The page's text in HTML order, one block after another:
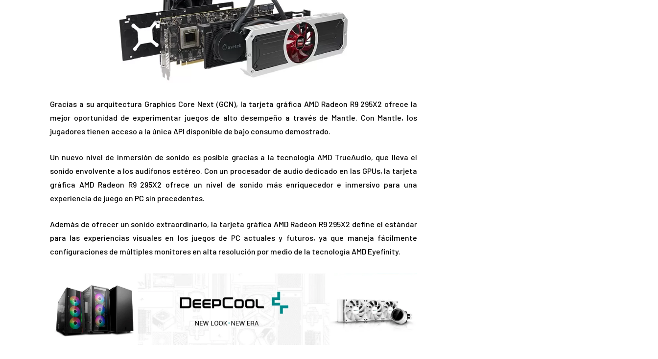
Gracias a su arquitectura Graphics Core Next (GCN), la tarjeta gráfica AMD Radeon R9 295X2 ofrece la
mejor oportunidad de experimentar juegos de alto desempeño a través de Mantle. Con Mantle, los
jugadores tienen acceso a la única API disponible de bajo consumo demostrado.
Un nuevo nivel de inmersión de sonido es posible gracias a la tecnología AMD TrueAudio, que lleva el
sonido envolvente a los audífonos estéreo. Con un procesador de audio dedicado en las GPUs, la tarjeta
gráfica AMD Radeon R9 295X2 ofrece un nivel de sonido más enriquecedor e inmersivo para una
experiencia de juego en PC sin precedentes.
Además de ofrecer un sonido extraordinario, la tarjeta gráfica AMD Radeon R9 295X2 define el estándar
para las experiencias visuales en los juegos de PC actuales y futuros, ya que maneja fácilmente
configuraciones de múltiples monitores en alta resolución por medio de la tecnología AMD Eyefinity.